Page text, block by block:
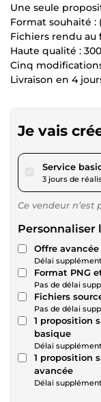
Une seule
Format souhaité :
Fichiers rendu au
Haute qualité :
Cinq
Livraison en 4
Je vais
Service
3 jours de
Ce vendeur n’est
Personnaliser
Offre avancée
Délai
Format PNG
Pas de délai
Fichiers
Pas de délai
1 proposition
basique
Délai
1 proposition
avancée
Délai